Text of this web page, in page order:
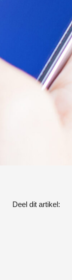
Deel dit artikel: